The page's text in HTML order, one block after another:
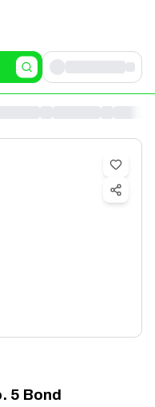
5 Bond